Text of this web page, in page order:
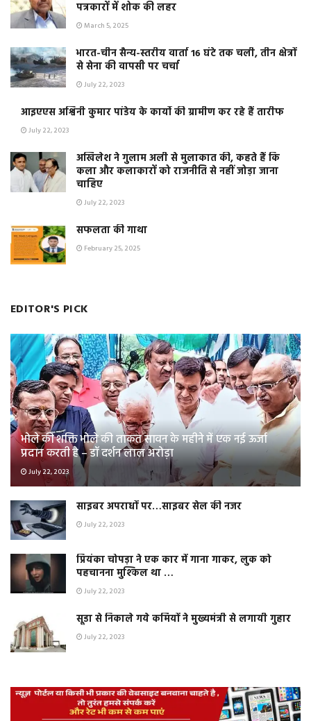
पत्रकारों में शोक की लहर
March 5, 2025
भारत-चीन सैन्य-स्तरीय वार्ता 16 घंटे तक चली, तीन क्षेत्रों
से सेना की वापसी पर चर्चा
July 22, 2023
आइएएस अश्विनी कुमार पांडेय के कार्यो की ग्रामीण कर रहे हैं तारीफ
July 22, 2023
अखिलेश ने गुलाम अली से मुलाकात की, कहते हैं कि
कला और कलाकारों को राजनीति से नहीं जोड़ा जाना
चाहिए
July 22, 2023
सफलता की गाथा
February 25, 2025
EDITOR'S PICK
भोले की शक्ति भोले की ताकत सावन के महीने में एक नई ऊर्जा
प्रदान करती है – डॉ दर्शन लाल अरोड़ा
July 22, 2023
साइबर अपराधों पर…साइबर सेल की नजर
July 22, 2023
प्रियंका चोपड़ा ने एक कार में गाना गाकर, लुक को
पहचानना मुश्किल था …
July 22, 2023
सूडा से निकाले गये कर्मियों ने मुख्यमंत्री से लगायी गुहार
July 22, 2023